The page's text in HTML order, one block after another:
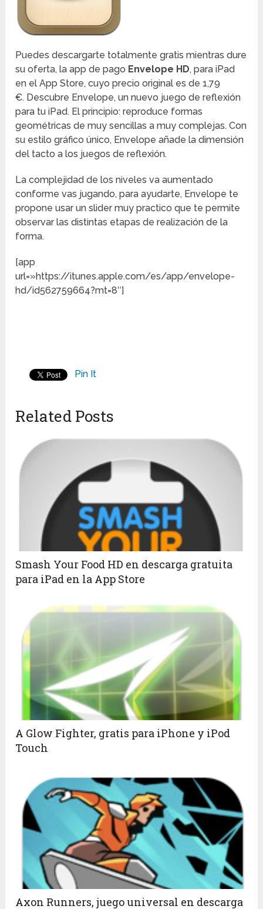
Puedes descargarte totalmente gratis mientras dure
su oferta, la app de pago Envelope HD, para iPad
en el App Store, cuyo precio original es de 1,79
€. Descubre Envelope, un nuevo juego de reflexión
para tu iPad. El principio: reproduce formas
geométricas de muy sencillas a muy complejas. Con
su estilo gráfico único, Envelope añade la dimensión
del tacto a los juegos de reflexión.
La complejidad de los niveles va aumentado
conforme vas jugando, para ayudarte, Envelope te
propone usar un slider muy practico que te permite
observar las distintas etapas de realización de la
forma.
[app
url=»https://itunes.apple.com/es/app/envelope-
hd/id562759664?mt=8″]
Pin It
Related Posts
Smash Your Food HD en descarga gratuita
para iPad en la App Store
A Glow Fighter, gratis para iPhone y iPod
Touch
Axon Runners, juego universal en descarga